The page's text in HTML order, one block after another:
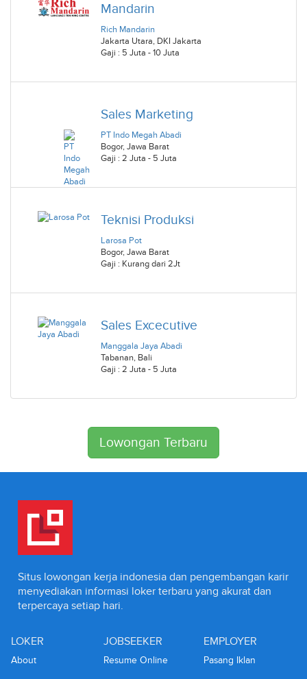
Mandarin
Rich Mandarin
Jakarta Utara DKI Jakarta
Gaji : 5 Juta - 10 Juta
Sales Marketing
PT Indo Megah Abadi
Bogor, Jawa Barat
Gaji : 2 Juta - 5 Juta
Teknisi Produksi
Larosa Pot
Bogor, Jawa Barat
Gaji : Kurang dari 2Jt
Sales Excecutive
Manggala Jaya Abadi
Tabanan Bali
Gaji : 2 Juta - 5 Juta
Lowongan Terbaru
Situs lowongan kerja indonesia dan pengembangan karir
menyediakan informasi loker terbaru yang akurat dan
terpercaya setiap hari.
LOKER
About
JOBSEEKER
Resume Online
EMPLOYER
Pasang Iklan